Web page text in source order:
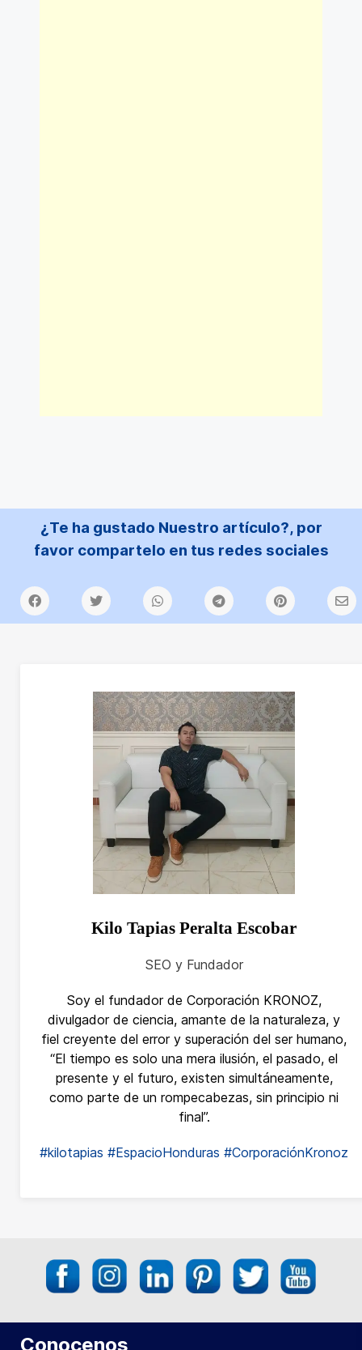
¿Te ha gustado Nuestro artículo?, por
favor compartelo en tus redes sociales
Kilo Tapias Peralta Escobar
SEO y Fundador
Soy el fundador de Corporación KRONOZ,
divulgador de ciencia, amante de la naturaleza, y
fiel creyente del error y superación del ser humano,
“El tiempo es solo una mera ilusión, el pasado, el
presente y el futuro, existen simultáneamente,
como parte de un rompecabezas, sin principio ni
final”.
#kilotapias #EspacioHonduras #CorporaciónKronoz
Conocenos